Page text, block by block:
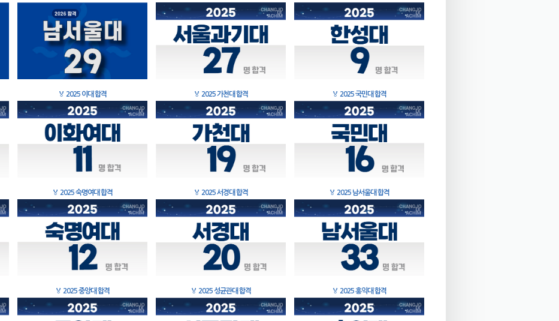
🏅 2025 이대 합격 🏅 2025 가천대 합격 🏅 2025 국민대 합격
🏅 2025 숙명여대 합격 🏅 2025 서경대 합격 🏅 2025 남서울대 합격
🏅 2025 중앙대 합격 🏅 2025 성균관대 합격 🏅 2025 홍익대 합격